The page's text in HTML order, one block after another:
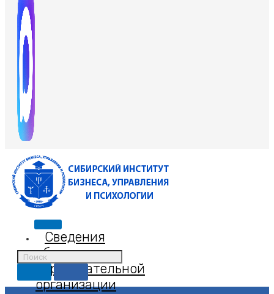
Сведения
об
образовательной
организации